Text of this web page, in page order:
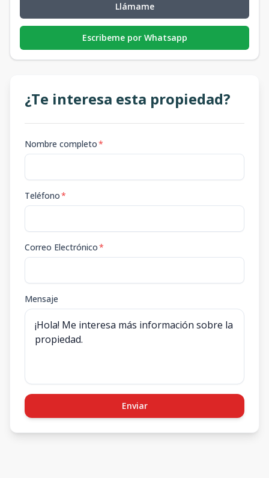
Llámame
Escribeme por Whatsapp
¿Te interesa esta propiedad?
Nombre completo*
Teléfono*
Correo Electrónico*
Mensaje
Enviar